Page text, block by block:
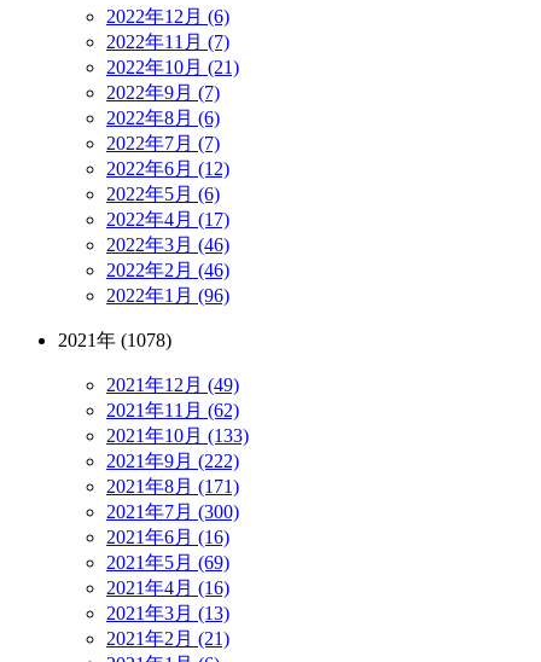
2022年12月 (6)
2022年11月 (7)
2022年10月 (21)
2022年9月 (7)
2022年8月 (6)
2022年7月 (7)
2022年6月 (12)
2022年5月 (6)
2022年4月 (17)
2022年3月 (46)
2022年2月 (46)
2022年1月 (96)
2021年 (1078)
2021年12月 (49)
2021年11月 (62)
2021年10月 (133)
2021年9月 (222)
2021年8月 (171)
2021年7月 (300)
2021年6月 (16)
2021年5月 (69)
2021年4月 (16)
2021年3月 (13)
2021年2月 (21)